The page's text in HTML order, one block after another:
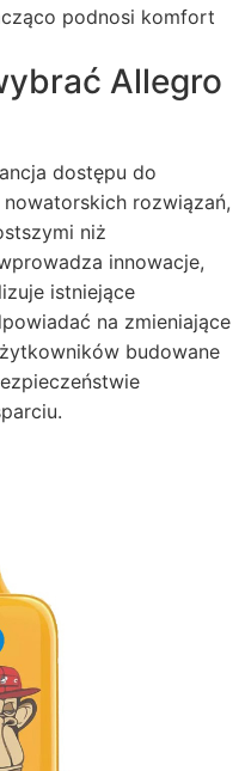
podnosi komfort
Allegro
dostępu do
rozwiązań,
niż
innowacje,
istniejące
na zmieniające
budowane